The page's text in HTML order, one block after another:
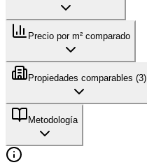
Precio por m² comparado
Propiedades comparables (3)
Metodología